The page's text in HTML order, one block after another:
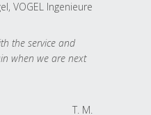
VOGEL Ingenieure
the service and
when we are next
T. M.